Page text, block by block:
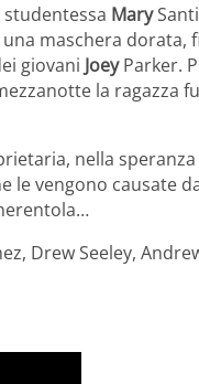
Mary
maschera dorata,
giovani JoeyParker.
la ragazza
nella
le vengono causate
Drew Seeley,